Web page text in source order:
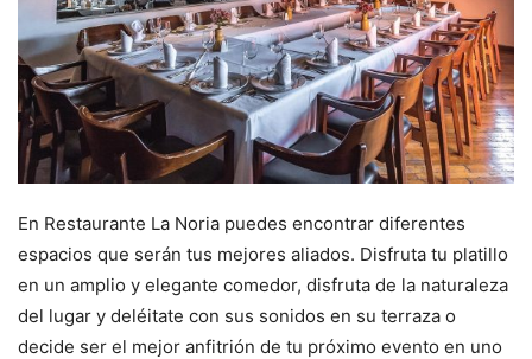
En Restaurante La Noria puedes encontrar diferentes
espacios que serán tus mejores aliados. Disfruta tu platillo
en un amplio y elegante comedor, disfruta de la naturaleza
del lugar y deléitate con sus sonidos en su terraza o
decide ser el mejor anfitrión de tu próximo evento en uno